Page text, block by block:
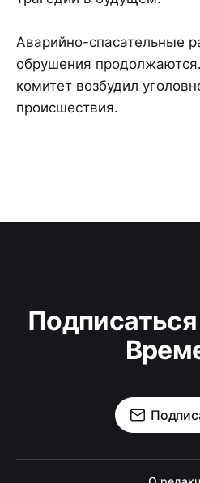
Аварийно-спасательные
обрушения
комитет возбудил
происшествия.